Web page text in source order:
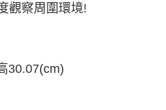
觀察周圍環境!
30.07(cm)